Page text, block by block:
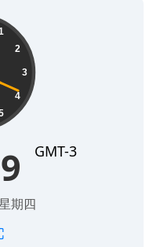
2
3
4
GMT-3
期四